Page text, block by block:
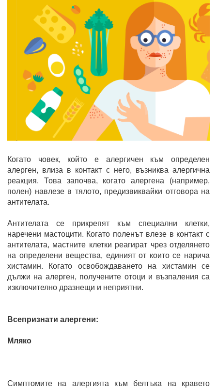
Когато човек, който е алергичен към определен
алерген, влиза в контакт с него, възниква алергична
реакция. Това започва, когато алергена (например,
полен) навлезе в тялото, предизвиквайки отговора на
антителата.
Антителата се прикрепят към специални клетки,
наречени мастоцити. Когато поленът влезе в контакт с
антителата, мастните клетки реагират чрез отделянето
на определени вещества, единият от които се нарича
хистамин. Когато освобождаването на хистамин се
дължи на алерген, получените отоци и възпаления са
изключително дразнещи и неприятни.
Всепризнати алергени:
Мляко
Симптомите на алергията към белтъка на кравето